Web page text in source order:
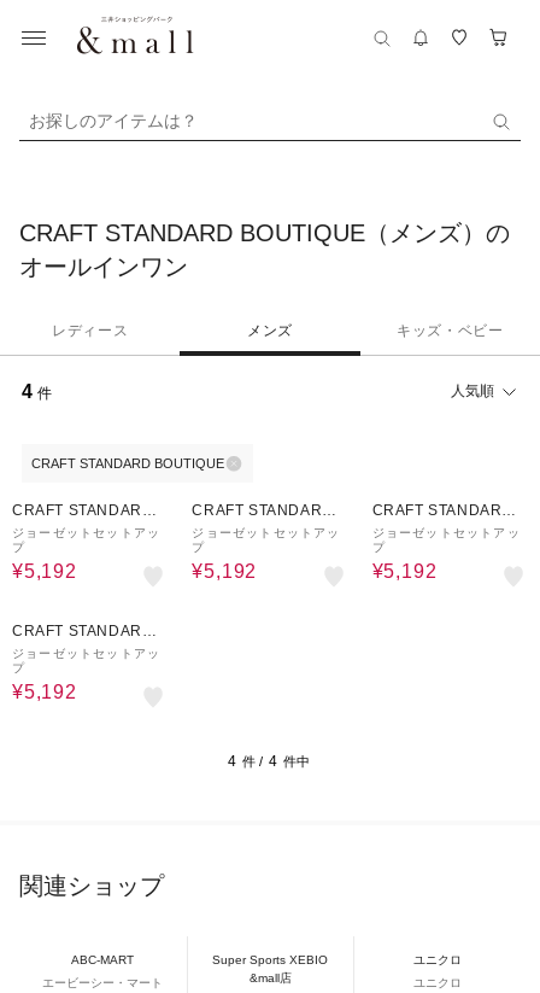
お探しのアイテムは？
CRAFT STANDARD BOUTIQUE（メンズ）の
オールインワン
レディース メンズ キッズ・ベビー
4 件 人気順
CRAFT STANDARD BOUTIQUE
CRAFT STANDARD
BOUTIQUE
ジョーゼットセットアッ
プ
¥5,192
CRAFT STANDARD
BOUTIQUE
ジョーゼットセットアッ
プ
¥5,192
CRAFT STANDARD
BOUTIQUE
ジョーゼットセットアッ
プ
¥5,192
CRAFT STANDARD
BOUTIQUE
ジョーゼットセットアッ
プ
¥5,192
4 件 / 4 件中
関連ショップ
ABC-MART
エービーシー・マート
Super Sports XEBIO
&mall店
ユニクロ
ユニクロ